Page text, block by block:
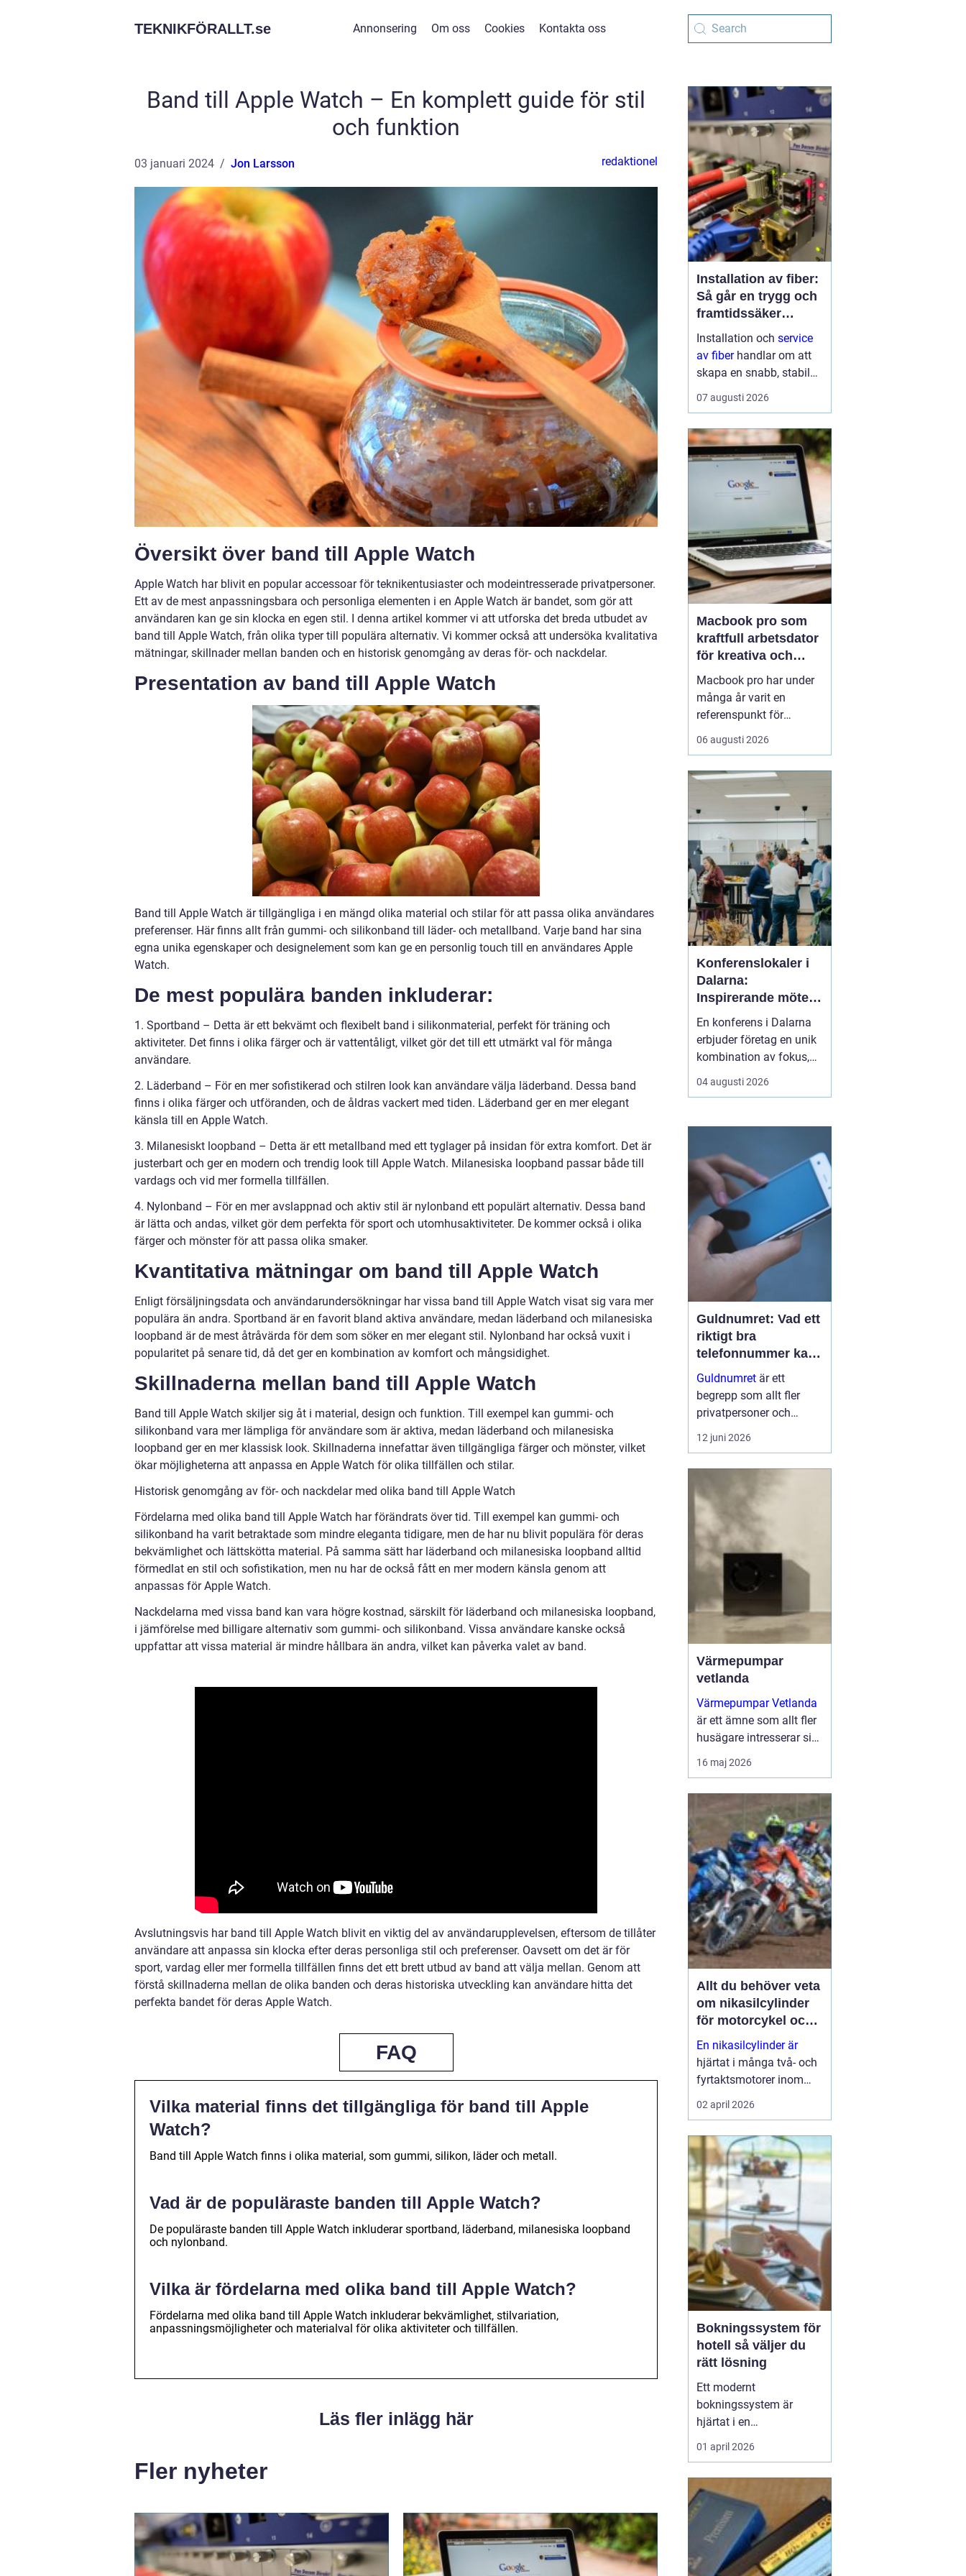
TEKNIKFÖRALLT.se Annonsering Om oss Cookies Kontakta oss
Band till Apple Watch – En komplett guide för stil
och funktion
03 januari 2024 Jon Larsson redaktionel
Översikt över band till Apple Watch
Apple Watch har blivit en popular accessoar för teknikentusiaster och modeintresserade privatpersoner.
Ett av de mest anpassningsbara och personliga elementen i en Apple Watch är bandet, som gör att
användaren kan ge sin klocka en egen stil. I denna artikel kommer vi att utforska det breda utbudet av
band till Apple Watch, från olika typer till populära alternativ. Vi kommer också att undersöka kvalitativa
mätningar, skillnader mellan banden och en historisk genomgång av deras för- och nackdelar.
Presentation av band till Apple Watch
Band till Apple Watch är tillgängliga i en mängd olika material och stilar för att passa olika användares
preferenser. Här finns allt från gummi- och silikonband till läder- och metallband. Varje band har sina
egna unika egenskaper och designelement som kan ge en personlig touch till en användares Apple
Watch.
De mest populära banden inkluderar:
1. Sportband – Detta är ett bekvämt och flexibelt band i silikonmaterial, perfekt för träning och
aktiviteter. Det finns i olika färger och är vattentåligt, vilket gör det till ett utmärkt val för många
användare.
2. Läderband – För en mer sofistikerad och stilren look kan användare välja läderband. Dessa band
finns i olika färger och utföranden, och de åldras vackert med tiden. Läderband ger en mer elegant
känsla till en Apple Watch.
3. Milanesiskt loopband – Detta är ett metallband med ett tyglager på insidan för extra komfort. Det är
justerbart och ger en modern och trendig look till Apple Watch. Milanesiska loopband passar både till
vardags och vid mer formella tillfällen.
4. Nylonband – För en mer avslappnad och aktiv stil är nylonband ett populärt alternativ. Dessa band
är lätta och andas, vilket gör dem perfekta för sport och utomhusaktiviteter. De kommer också i olika
färger och mönster för att passa olika smaker.
Kvantitativa mätningar om band till Apple Watch
Enligt försäljningsdata och användarundersökningar har vissa band till Apple Watch visat sig vara mer
populära än andra. Sportband är en favorit bland aktiva användare, medan läderband och milanesiska
loopband är de mest åtråvärda för dem som söker en mer elegant stil. Nylonband har också vuxit i
popularitet på senare tid, då det ger en kombination av komfort och mångsidighet.
Skillnaderna mellan band till Apple Watch
Band till Apple Watch skiljer sig åt i material, design och funktion. Till exempel kan gummi- och
silikonband vara mer lämpliga för användare som är aktiva, medan läderband och milanesiska
loopband ger en mer klassisk look. Skillnaderna innefattar även tillgängliga färger och mönster, vilket
ökar möjligheterna att anpassa en Apple Watch för olika tillfällen och stilar.
Historisk genomgång av för- och nackdelar med olika band till Apple Watch
Fördelarna med olika band till Apple Watch har förändrats över tid. Till exempel kan gummi- och
silikonband ha varit betraktade som mindre eleganta tidigare, men de har nu blivit populära för deras
bekvämlighet och lättskötta material. På samma sätt har läderband och milanesiska loopband alltid
förmedlat en stil och sofistikation, men nu har de också fått en mer modern känsla genom att
anpassas för Apple Watch.
Nackdelarna med vissa band kan vara högre kostnad, särskilt för läderband och milanesiska loopband,
i jämförelse med billigare alternativ som gummi- och silikonband. Vissa användare kanske också
uppfattar att vissa material är mindre hållbara än andra, vilket kan påverka valet av band.
Avslutningsvis har band till Apple Watch blivit en viktig del av användarupplevelsen, eftersom de tillåter
användare att anpassa sin klocka efter deras personliga stil och preferenser. Oavsett om det är för
sport, vardag eller mer formella tillfällen finns det ett brett utbud av band att välja mellan. Genom att
förstå skillnaderna mellan de olika banden och deras historiska utveckling kan användare hitta det
perfekta bandet för deras Apple Watch.
FAQ
Vilka material finns det tillgängliga för band till Apple
Watch?
Band till Apple Watch finns i olika material, som gummi, silikon, läder och metall.
Vad är de populäraste banden till Apple Watch?
De populäraste banden till Apple Watch inkluderar sportband, läderband, milanesiska loopband
och nylonband.
Vilka är fördelarna med olika band till Apple Watch?
Fördelarna med olika band till Apple Watch inkluderar bekvämlighet, stilvariation,
anpassningsmöjligheter och materialval för olika aktiviteter och tillfällen.
Läs fler inlägg här
Fler nyheter
Installation av fiber:
Så går en trygg och
framtidssäker
lösning till
Installation och service
av fiberhandlar om att
skapa en snabb, stabil
och driftsäker
internetanslutning som
användning...
07 augusti 2026
Macbook pro som
kraftfull arbetsdator
för kreativa och
professionella
användare
Macbook pro har under
många år varit en
referenspunkt för
bärbara datorer inom
kreativt och
Modellen kombinerar
hög prestanda,
genomtänkt design och
lång livslängd på ett sätt
som gör den intressant
för både företag och
privatp...
06 augusti 2026
Konferenslokaler i
Dalarna:
Inspirerande möten
i hjärtat av Sverige
En konferens i Dalarna
erbjuder företag en unik
kombination av fokus,
återhämtning och
gemensamma
både arbetsrelationer
lockar med storslagen
natur, tydliga årstider o...
04 augusti 2026
Guldnumret: Vad ett
riktigt bra
telefonnummer kan
göra för dig
Guldnumret är ett
begrepp som allt fler
privatpersoner och
företag får upp ögonen
för när de vill sticka ut,
vardagstelefoni. Genom
tjänste...
12 juni 2026
Värmepumpar
vetlanda
Värmepumpar Vetlanda
är ett ämne som allt fler
husägare intresserar sig
för när energipriserna
ökar och kraven på
tydligare. Genom att
utnyttja lagrad solen...
16 maj 2026
Allt du behöver veta
om nikasilcylinder
för motorcykel och
snöskoter
En nikasilcylinder är
hjärtat i många två- och
fyrtaktsmotorer inom
motocross, enduro och
snöskoter. Rätt utförd
låg friktion, bra
värmeavledning och
lång livslängd. Fel utförd
beläggnin...
02 april 2026
Bokningssystem för
hotell så väljer du
rätt lösning
Ett modernt
bokningssystem är
hjärtat i en
hotellverksamhet. När
bokningar, incheckning,
kommunikation sitter
ihop i ett flöde frigörs tid
till gästerna och
intäkterna blir lättare att
styra. Samtidigt är
01 april 2026